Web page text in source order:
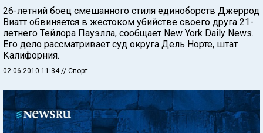
26-летний боец смешанного стиля единоборств Джеррод
Виатт обвиняется в жестоком убийстве своего друга 21-
летнего Тейлора Пауэлла, сообщает New York Daily News.
Его дело рассматривает суд округа Дель Норте, штат
Калифорния.
02.06.2010 11:34// Спорт